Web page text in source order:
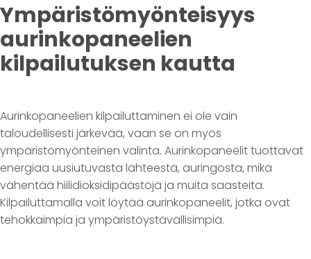
Ympäristömyönteisyys
aurinkopaneelien
kilpailutuksen kautta
Aurinkopaneelien kilpailuttaminen ei ole vain
taloudellisesti järkevää, vaan se on myös
ympäristömyönteinen valinta. Aurinkopaneelit tuottavat
energiaa uusiutuvasta lähteestä, auringosta, mikä
vähentää hiilidioksidipäästöjä ja muita saasteita.
Kilpailuttamalla voit löytää aurinkopaneelit, jotka ovat
tehokkaimpia ja ympäristöystävällisimpiä.